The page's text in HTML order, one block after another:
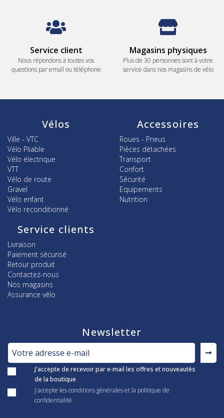
Service client
Nous répondons à toutes vos
questions par email ou téléphone
Magasins physiques
Plus de 30 personnes sont à votre
service dans nos magasins de vélo
Vélos
Ville - VTC
Vélo Pliable
Vélo électrique
VTT
Vélo de route
Gravel
Vélo enfant
Vélo reconditionné
Accessoires
Roues - Pneus
Pièces détachées
Transport
Confort
Sécurité
Equipements
Nutrition
Service clients
Livraison
Paiement sécurisé
Retour produit
Contactez-nous
Nos magasins
Assurance vélo
Newsletter
J'accepte de recevoir par e-mail les offres et nouveautés
de la boutique
J'accepte les conditions générales et la politique de
confidentialité